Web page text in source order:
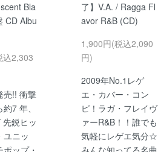
Bla
CD Albu
込2,303
売!! 衝撃
7 年、
鋭ヒッ
ユニッ
了】V.A. / Ragga Fl
avor R&B (CD)
1,900円(税込2,090
円)
2009年No.1レゲ
エ・カバー・コン
ピ！ラガ・フレイヴ
ァーR&B！！誰でも
気軽にレゲエ気分☆